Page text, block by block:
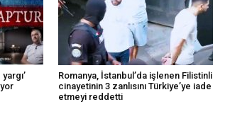
Romanya, İstanbul’da işlenen Filistinli
cinayetinin 3 zanlısını Türkiye’ye iade
etmeyi reddetti